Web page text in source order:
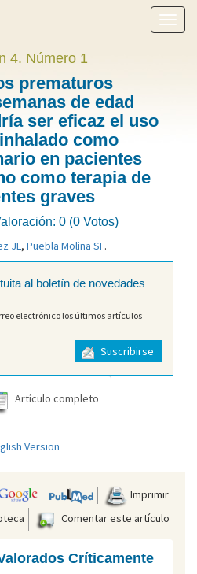
menú
4. Número 1
prematuros
de edad
ser eficaz el uso
como
en pacientes
como terapia de
graves
0 (0 Votos)
JL, Puebla Molina SF.
al boletín de novedades
electrónico los últimos artículos
Suscribirse
Artículo completo
Version
Imprimir
Comentar este artículo
Críticamente